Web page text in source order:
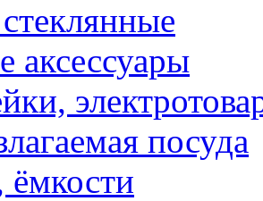
аксессуары
посуда
ёмкости